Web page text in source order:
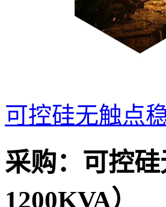
可控硅无触点
采购： 可控
1200KVA）